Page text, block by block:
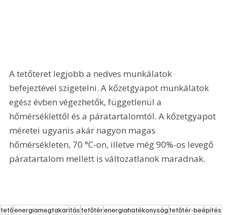
A tetőteret legjobb a nedves munkálatok
befejeztével szigetelni. A kőzetgyapot munkálatok
egész évben végezhetők, függetlenül a
hőmérséklettől és a páratartalomtól. A kőzetgyapot
méretei ugyanis akár nagyon magas
hőmérsékleten, 70 °C-on, illetve még 90%-os levegő
páratartalom mellett is változatlanok maradnak.
tetőenergiamegtakarítástetőtérenergiahatékonyságtetőtér-beépítés